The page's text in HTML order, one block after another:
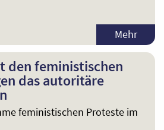
Mehr
den feministischen
das autoritäre
feministischen Proteste im